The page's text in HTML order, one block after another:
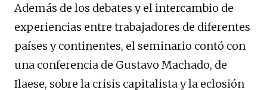
Además de los debates y el intercambio de
experiencias entre trabajadores de diferentes
países y continentes, el seminario contó con
una conferencia de Gustavo Machado, de
Ilaese, sobre la crisis capitalista y la eclosión